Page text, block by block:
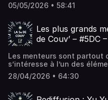
concepts forts pour
vous avez raté (en mangas)
Saison 11 épisode 34 est
Couv' - Le podcast de
05/05/2026 • 58:41
Les plus grands
de Couv’ – #5DC
Les menteurs sont partout
s’intéresse à l’un des
le plus fréquent, le plus
donc jamais “oublié”...
est apparu en premier sur
28/04/2026 • 64:30